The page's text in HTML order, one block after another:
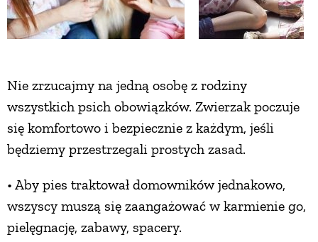
Nie zrzucajmy na jedną osobę z rodziny
wszystkich psich obowiązków. Zwierzak poczuje
się komfortowo i bezpiecznie z każdym, jeśli
będziemy przestrzegali prostych zasad.
• Aby pies traktował domowników jednakowo,
wszyscy muszą się zaangażować w karmienie go,
pielęgnację, zabawy, spacery.
ZWIERZĘTA DOMOWE
ZWIERZĘTA W NATURZE
GRZYBY
RĘKODZIEŁO